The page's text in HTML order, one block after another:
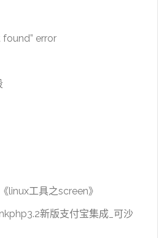
error
linux工具之screen》
新版支付宝集成_可沙